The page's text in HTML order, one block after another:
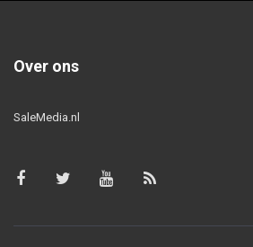
Over ons
SaleMedia.nl